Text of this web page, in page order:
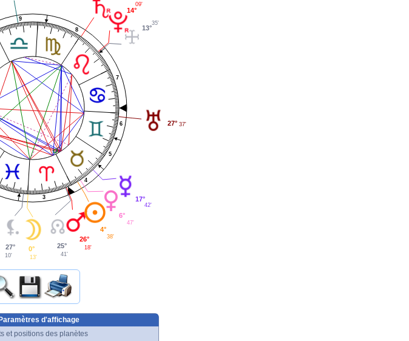
3
4
5
6
7
8
9
13°
35'
14°
09'
27°
10'
0°
13'
25°
41'
26°
18'
4°
38'
6°
47'
17°
42'
27° 37'
d'affichage
et positions des planètes